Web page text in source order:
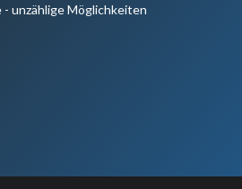
unzählige Möglichkeiten